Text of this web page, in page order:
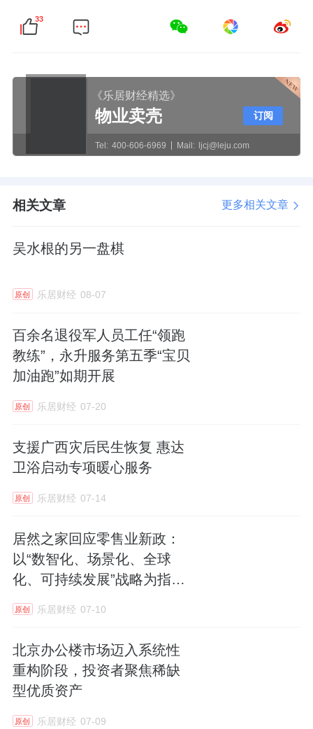
33
《乐居财经精选》
物业卖壳
Tel: 400-606-6969 Mail: ljcj@leju.com
订阅
相关文章 更多相关文章
吴水根的另一盘棋
原创 乐居财经 08-07
百余名退役军人员工任“领跑
教练”，永升服务第五季“宝贝
加油跑”如期开展
原创 乐居财经 07-20
支援广西灾后民生恢复 惠达
卫浴启动专项暖心服务
原创 乐居财经 07-14
居然之家回应零售业新政：
以“数智化、场景化、全球
化、可持续发展”战略为指
引，推进零售升级
原创 乐居财经 07-10
北京办公楼市场迈入系统性
重构阶段，投资者聚焦稀缺
型优质资产
原创 乐居财经 07-09